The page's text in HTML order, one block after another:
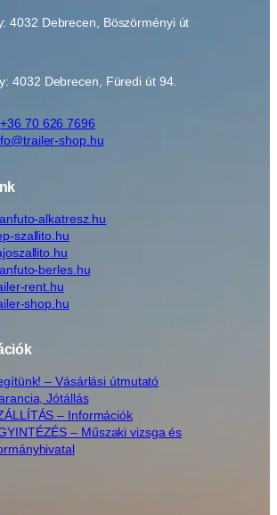
4032 Debrecen, Böszörményi út
4032 Debrecen, Füredi út 94.
+36 70 626 7696
shop.hu
alkatresz.hu
szallito.hu
berles.hu
rent.hu
shop.hu
– Vásárlási útmutató
Jótállás
– Információk
– Műszaki vizsga és